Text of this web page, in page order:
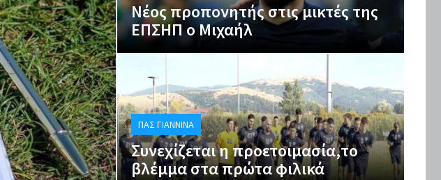
Νέος προπονητής στις μικτές της
ΕΠΣΗΠ ο Μιχαήλ
ΠΑΣ ΓΙΆΝΝΙΝΑ
Συνεχίζεται η προετοιμασία,το
βλέμμα στα πρώτα φιλικά